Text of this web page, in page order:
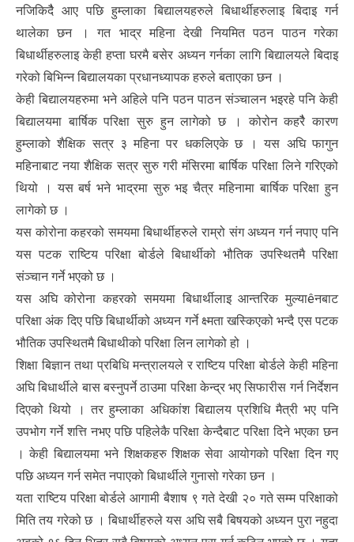
नजिकिदैै आए पछि हुम्लाका बिद्यालयहरुले बिधार्थीहरुलाइ बिदाइ गर्न
थालेका छन । गत भाद्र महिना देखी नियमित पठन पाठन गरेका
बिधार्थीहरुलाइ केही हप्ता घरमै बसेर अध्यन गर्नका लागि बिद्यालयले बिदाइ
गरेको बिभिन्न बिद्यालयका प्रधानध्यापक हरुले बताएका छन ।
केही बिद्यालयहरुमा भने अहिले पनि पठन पाठन संञ्चालन भइरहे पनि केही
बिद्यालयमा बार्षिक परिक्षा सुरु हुन लागेको छ । कोरोन कहरैै कारण
हुम्लाको शैक्षिक सत्र ३ महिना पर धकलिएके छ । यस अघि फागुन
महिनाबाट नया शैक्षिक सत्र सुरु गरी मंसिरमा बार्षिक परिक्षा लिने गरिएको
थियो । यस बर्ष भने भाद्रमा सुरु भइ चैत्र महिनामा बार्षिक परिक्षा हुन
लागेको छ ।
यस कोरोना कहरको समयमा बिधार्थीहरुले राम्रो संग अध्यन गर्न नपाए पनि
यस पटक राष्टिय परिक्षा बोर्डले बिधार्थीको भौतिक उपस्थितमै परिक्षा
संञ्चान गर्ने भएको छ ।
यस अघि कोरोना कहरको समयमा बिधार्थीलाइ आन्तरिक मुल्याêनबाट
परिक्षा अंक दिए पछि बिधार्थीको अध्यन गर्ने क्ष्मता खस्किएको भन्दै एस पटक
भौतिक उपस्थितमै बिधाथीको परिक्षा लिन लागेको हो ।
शिक्षा बिज्ञान तथा प्रबिधि मन्त्रालयले र राष्टिय परिक्षा बोर्डले केही महिना
अघि बिधार्थीले बास बस्नुपर्ने ठाउमा परिक्षा केन्द्र भए सिफारीस गर्न निर्देशन
दिएको थियो । तर हुम्लाका अधिकांश बिद्यालय प्रशिधि मैत्री भए पनि
उपभोग गर्ने शत्ति नभए पछि पहिलेकै परिक्षा केन्दैबाट परिक्षा दिने भएका छन
। केही बिद्यालयमा भने शिक्षकहरु शिक्षक सेवा आयोगको परिक्षा दिन गए
पछि अध्यन गर्न समेत नपाएको बिधार्थीले गुनासो गरेका छन ।
यता राष्टिय परिक्षा बोर्डले आगामी बैशाष ९ गते देखी २० गते सम्म परिक्षाको
मिति तय गरेको छ । बिधार्थीहरुले यस अघि सबै बिषयको अध्यन पुरा नहुदा